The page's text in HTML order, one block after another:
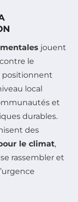
jouent
le
positionnent
local
et
durables.
des
le climat,
rassembler et